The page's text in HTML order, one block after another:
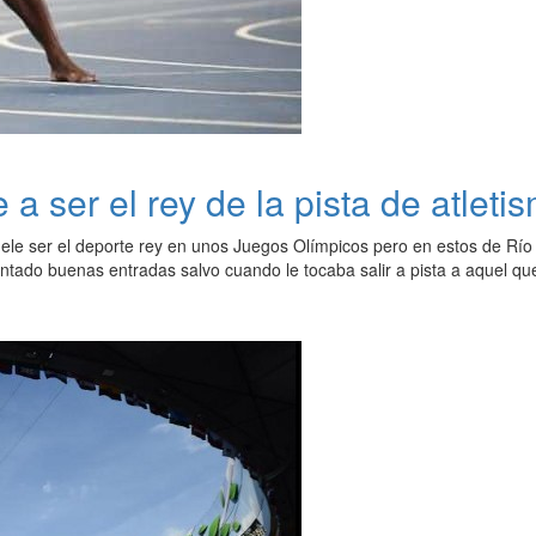
ser el rey de la pista de
ser el deporte rey en unos Juegos Olímpicos pero en estos de
buenas entradas salvo cuando le tocaba salir a pista a aquel